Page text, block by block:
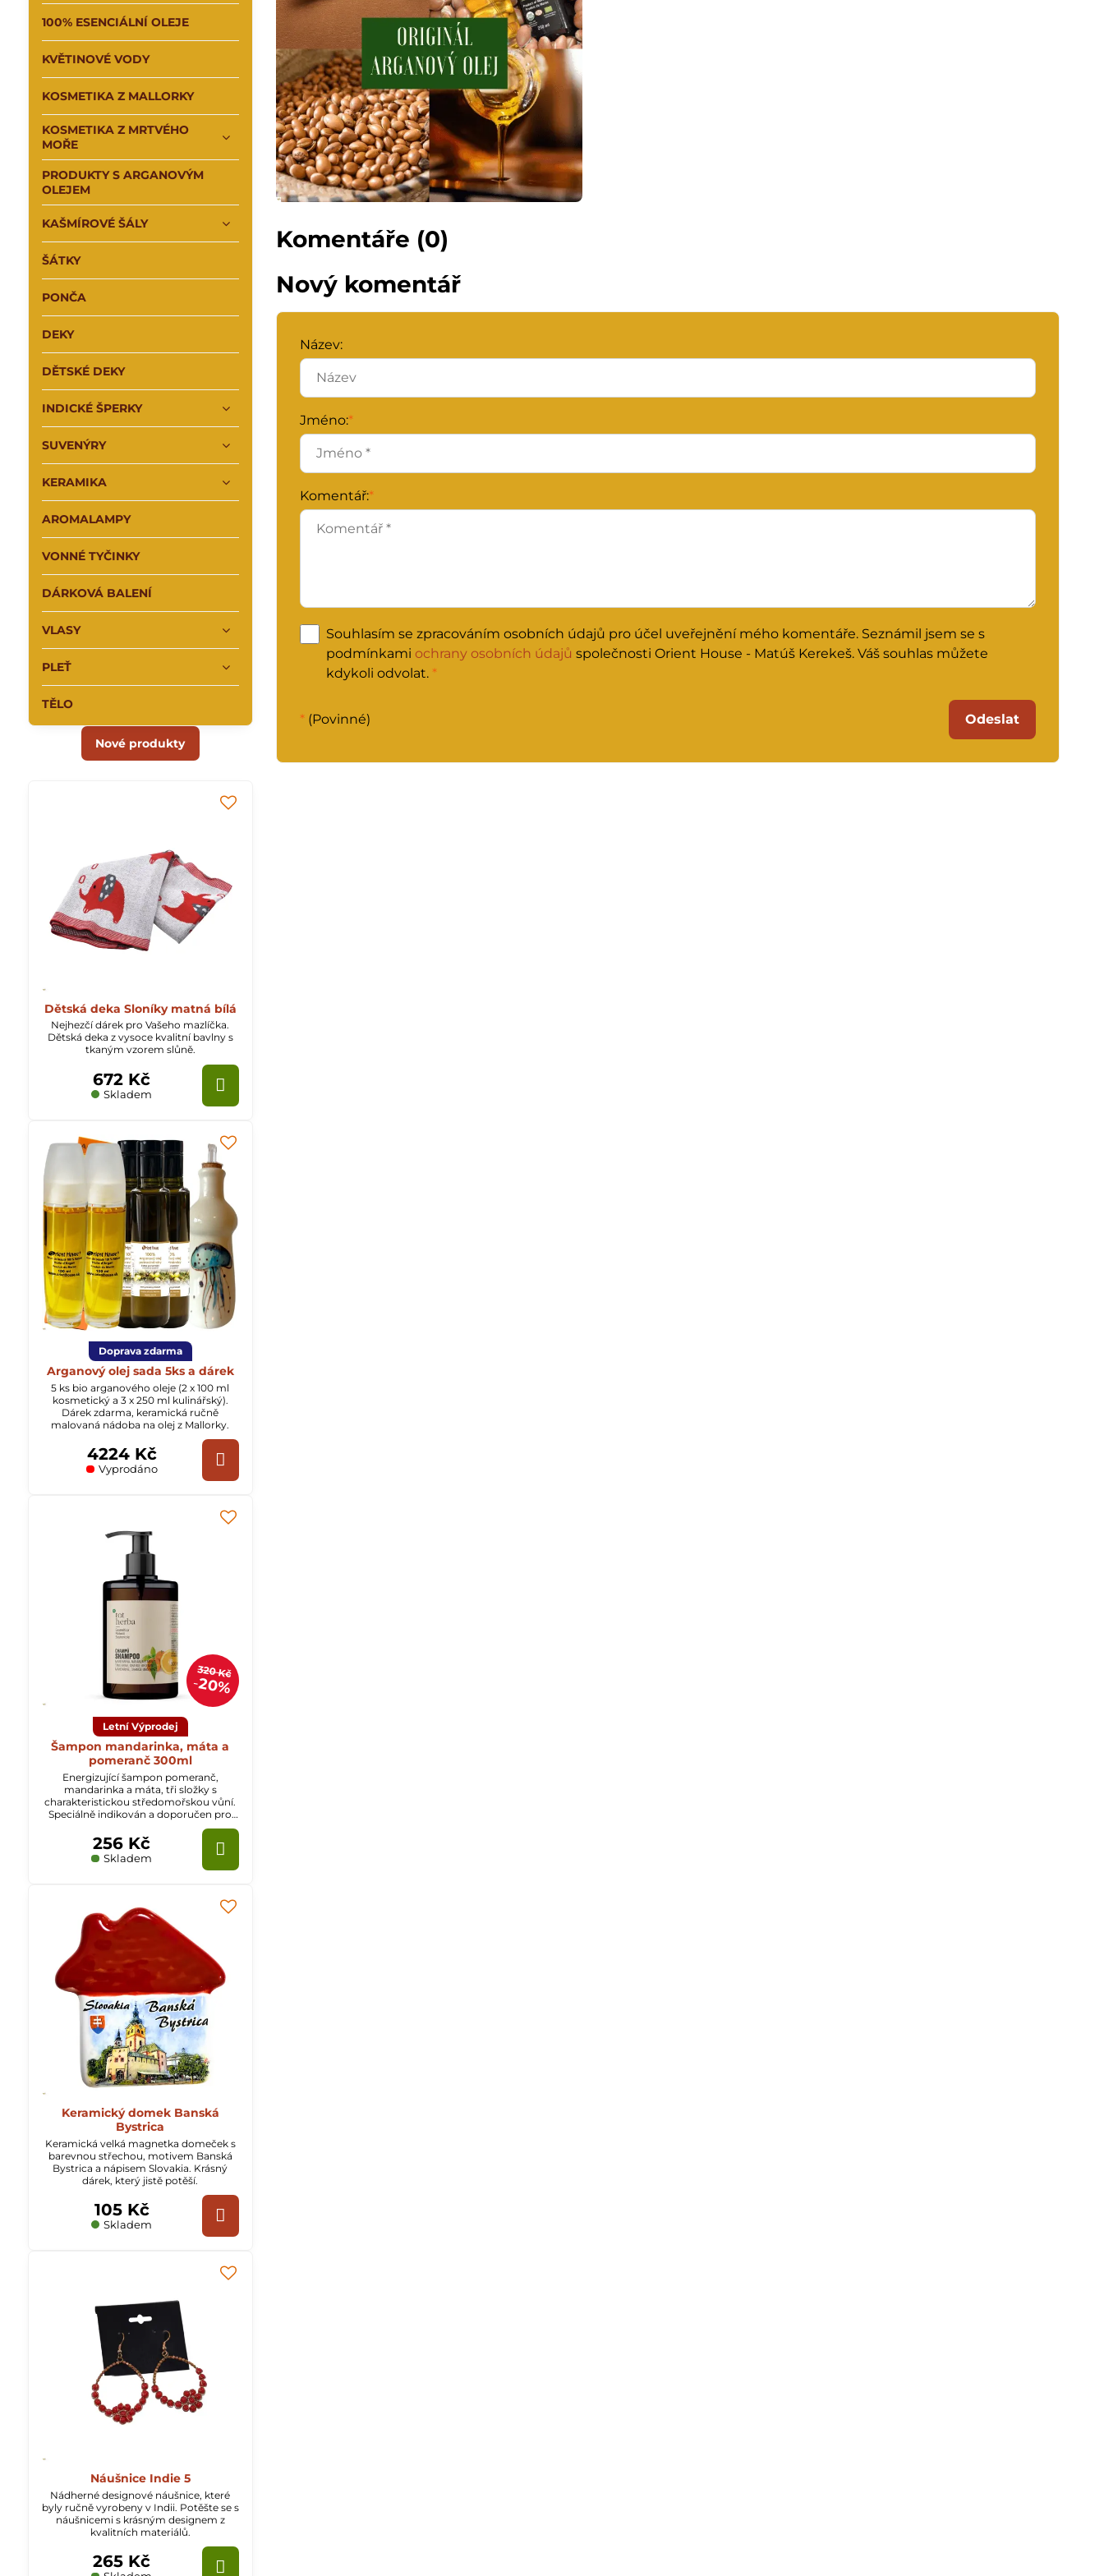
Komentáře (0)
Nový komentář
Název:
Jméno:*
Komentář:*
Souhlasím se zpracováním osobních údajů pro účel uveřejnění mého komentáře. Seznámil jsem se s
podmínkamiochrany osobních údajů společnosti Orient House - Matúš Kerekeš. Váš souhlas můžete
kdykoli odvolat.*
* (Povinné) Odeslat
100% ESENCIÁLNÍ OLEJE
KVĚTINOVÉ VODY
KOSMETIKA Z MALLORKY
KOSMETIKA Z MRTVÉHO
MOŘE
PRODUKTY S ARGANOVÝM
OLEJEM
KAŠMÍROVÉ ŠÁLY
ŠÁTKY
PONČA
DEKY
DĚTSKÉ DEKY
INDICKÉ ŠPERKY
SUVENÝRY
KERAMIKA
AROMALAMPY
VONNÉ TYČINKY
DÁRKOVÁ BALENÍ
VLASY
PLEŤ
TĚLO
Nové produkty
Dětská deka Sloníky matná bílá
Nejhezčí dárek pro Vašeho mazlíčka.
Dětská deka z vysoce kvalitní bavlny s
tkaným vzorem slůně.
Skladem
672 Kč
Doprava zdarma
Arganový olej sada 5ks a dárek
5 ks bio arganového oleje (2 x 100 ml
kosmetický a 3 x 250 ml kulinářský).
Dárek zdarma, keramická ručně
malovaná nádoba na olej z Mallorky.
Vyprodáno
4224 Kč
320 Kč
20%
Letní Výprodej
Šampon mandarinka, máta a
pomeranč 300ml
Energizující šampon pomeranč,
mandarinka a máta, tři složky s
charakteristickou středomořskou vůní.
Speciálně indikován a doporučen pro
Skladem
256 Kč
Keramický domek Banská
Bystrica
Keramická velká magnetka domeček s
barevnou střechou, motivem Banská
Bystrica a nápisem Slovakia. Krásný
dárek, který jistě potěší.
Skladem
105 Kč
Náušnice Indie 5
Nádherné designové náušnice, které
byly ručně vyrobeny v Indii. Potěšte se s
náušnicemi s krásným designem z
kvalitních materiálů.
265 Kč